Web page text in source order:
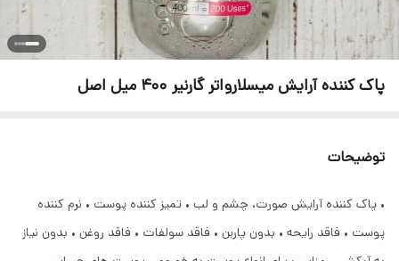
پاک کننده آرایش میسلارواتر گارنیر 400 میل اصل
توضیحات
• پاک کننده آرایش صورت، چشم و لب • تمیز کننده پوست • نرم کننده
پوست • فاقد رایحه • بدون پاربن • فاقد سولفات • فاقد روغن • بدون نیاز